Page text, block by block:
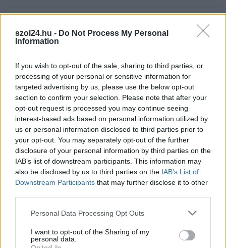
szol24.hu - Do Not Process My Personal
Information
If you wish to opt-out of the sale, sharing to third parties, or
processing of your personal or sensitive information for
targeted advertising by us, please use the below opt-out
section to confirm your selection. Please note that after your
opt-out request is processed you may continue seeing
interest-based ads based on personal information utilized by
us or personal information disclosed to third parties prior to
your opt-out. You may separately opt-out of the further
disclosure of your personal information by third parties on the
IAB’s list of downstream participants. This information may
also be disclosed by us to third parties on the IAB’s List of
Downstream Participants that may further disclose it to other
Please note that this website/app uses one or more Google
not limited to your visit or usage behaviour. You may click to
grant or deny consent to Google and its third-party tags to
Personal Data Processing Opt Outs
I want to opt-out of the Sharing of my
personal data.
navigáció
parkolást mutattak be nekünk
Ha az új kormányzati
környezetben sem kapnánk
elektrolitgyár-beruházásról
Kapcsolódó cikkek